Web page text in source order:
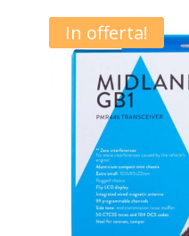
In offerta!